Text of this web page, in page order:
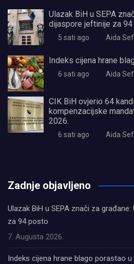
Ulazak BiH u SEPA
dijaspore jeftinije za
5 sati ago Aida
Indeks cijena hrane
6 sati ago Aida
CIK BiH ovjerio 64
kompenzacijske
2026.
6 sati ago Aida
Zadnje objavljeno
Ulazak BiH u SEPA znači za
za 94 posto
7. Augusta 2026.
Indeks cijena hrane blago porastao u